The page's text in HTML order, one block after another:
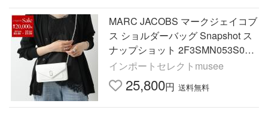
MARC JACOBS マークジェイコブ
ス ショルダーバッグ Snapshot ス
ナップショット 2F3SMN053S07
レディース チェーンウォレット ク
ラッチバッグ 鞄 100/WHITE
インポートセレクトmusee
25,800円 送料無料